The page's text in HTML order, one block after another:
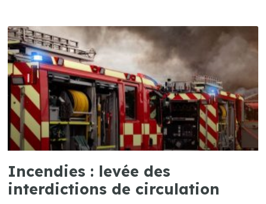
Incendies : levée des
interdictions de circulation